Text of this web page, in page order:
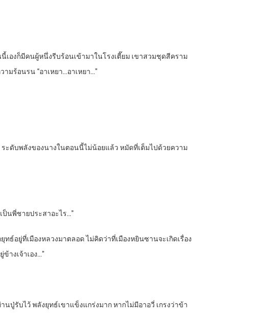
องก็มีคนผู้หนึ่งรีบร้อนเข้ามาในโรงเตี๊ยม เขาสวมชุดสีคราม
ร้อนรน “อาเหยา…อาเหยา…”
ะดับพลังของนางในตอนนี้ไม่น้อยแล้ว หมัดที่เต็มไปด้วยความ
นพี่ชายประสาอะไร…”
ธ์อยู่ที่เมืองหลวงมาตลอด ไม่คิดว่าที่เมืองหยินซานจะเกิดเรื่อง
างเจ้าเอง…”
รับไว้ พลังยุทธ์เขาแข็งแกร่งมาก หากไม่มีอาอวี่ เกรงว่าข้า